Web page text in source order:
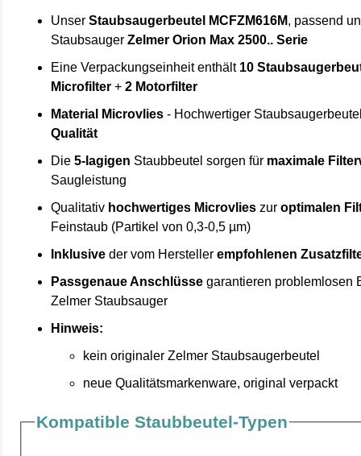
UnserStaubsaugerbeutel MCFZM616M, passend
StaubsaugerZelmer Orion Max 2500.. Serie
Eine Verpackungseinheit enthält 10
Microfilter +2 Motorfilter
Material Microvlies - Hochwertiger
Qualität
Die5-lagigen Staubbeutel sorgen für maximale
Saugleistung
Qualitativ hochwertiges Microvlies zuroptimalen
Feinstaub (Partikel von 0,3-0,5 µm)
Inklusive der vom Herstellerempfohlenen
Passgenaue Anschlüsse garantieren problemlosen
Zelmer Staubsauger
Hinweis:
kein originaler Zelmer Staubsaugerbeutel
neue Qualitätsmarkenware, original verpackt
Kompatible Staubbeutel-Typen